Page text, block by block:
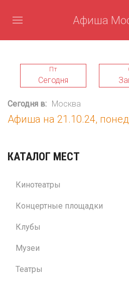
Афиша
Пт
Сегодня
Сегодня в: Москва
Афиша на 21.10.24,
КАТАЛОГ МЕСТ
Кинотеатры
Концертные площадки
Клубы
Музеи
Театры